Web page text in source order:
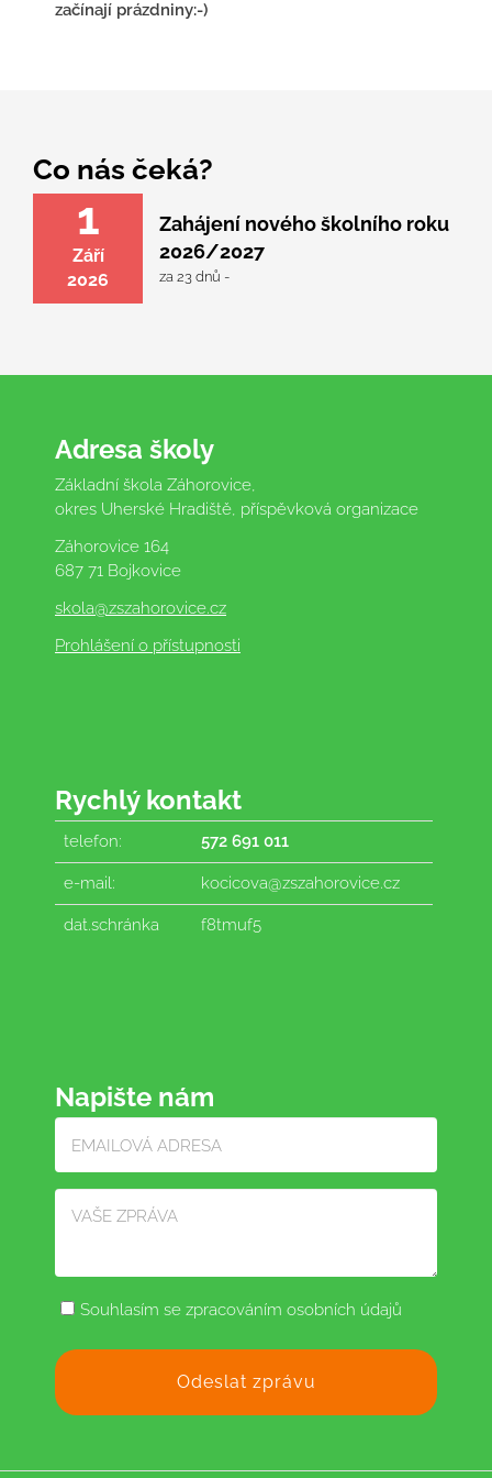
začínají prázdniny:-)
Co nás čeká?
1
Září
2026
Zahájení nového školního roku
2026/2027
za 23 dnů -
Adresa školy
Základní škola Záhorovice,
okres Uherské Hradiště, příspěvková organizace
Záhorovice 164
687 71 Bojkovice
skola@zszahorovice.cz
Prohlášení o přístupnosti
Rychlý kontakt
telefon: 572 691 011
e-mail: kocicova@zszahorovice.cz
dat.schránka f8tmuf5
Napište nám
Souhlasím se zpracováním osobních údajů